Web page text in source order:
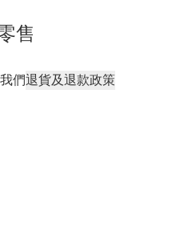
售
們退貨及退款政策